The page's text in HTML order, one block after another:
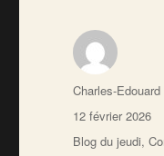
Auteur
Charles-Edouard
Publié
le
12 février 2026
Catégories
Blog du jeudi,